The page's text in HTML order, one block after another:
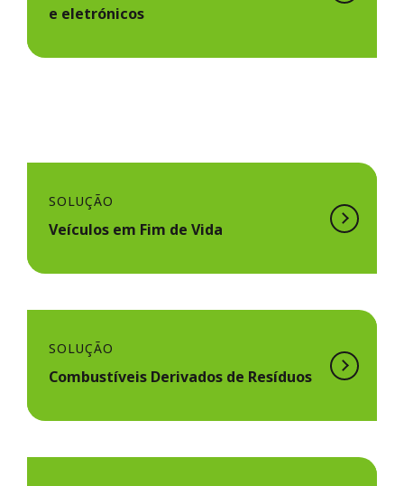
e eletrónicos
SOLUÇÃO
Veículos em Fim de Vida
SOLUÇÃO
Combustíveis Derivados de Resíduos